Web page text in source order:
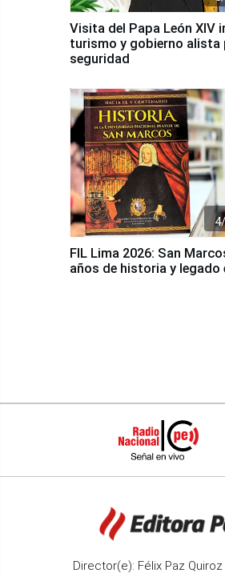
Visita del Papa León XIV
turismo y gobierno alista
seguridad
FIL Lima 2026: San
años de historia y legado
Director(e): Félix Paz Quiroz